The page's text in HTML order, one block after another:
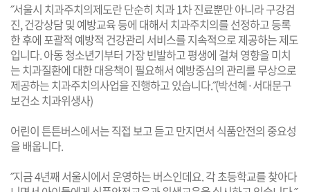
˝서울시 치과주치의제도란 단순히 치과 1차 진료뿐만 아니라 구강검
진, 건강상담 및 예방교육 등에 대해서 치과주치의를 선정하고 등록
한 후에 포괄적 예방적 건강관리 서비스를 지속적으로 제공하는 제도
입니다. 아동 청소년기부터 가장 빈발하고 평생에 걸쳐 영향을 미치
는 치과질환에 대한 대응책이 필요해서 예방중심의 관리를 무상으로
제공하는 치과주치의사업을 진행하고 있습니다.˝(박선혜·서대문구
보건소 치과위생사)
어린이 튼튼버스에서는 직접 보고 듣고 만지면서 식품안전의 중요성
을 배웁니다.
˝지금 4년째 서울시에서 운영하는 버스인데요. 각 초등학교를 찾아다